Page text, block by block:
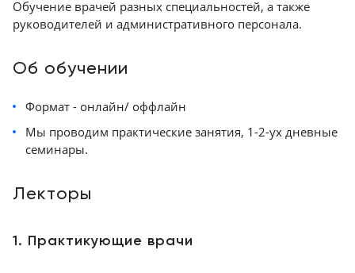
Цифровизация
бизнеса
Обучение
Trade-
+998
74-
Обучение врачей разных специальностей, а также
руководителей и административного персонала.
Об обучении
Формат - онлайн/ оффлайн
Мы проводим практические занятия, 1-2-ух дневные
семинары.
Лекторы
1. Практикующие врачи